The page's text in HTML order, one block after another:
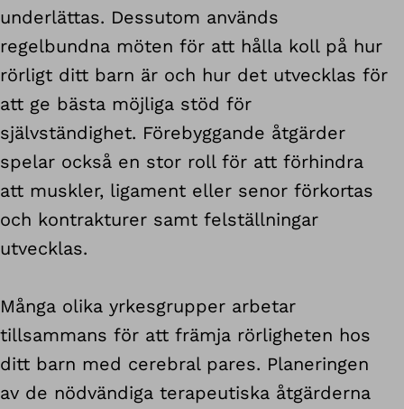
underlättas. Dessutom används
regelbundna möten för att hålla koll på hur
rörligt ditt barn är och hur det utvecklas för
att ge bästa möjliga stöd för
självständighet. Förebyggande åtgärder
spelar också en stor roll för att förhindra
att muskler, ligament eller senor förkortas
och kontrakturer samt felställningar
utvecklas.
Många olika yrkesgrupper arbetar
tillsammans för att främja rörligheten hos
ditt barn med cerebral pares. Planeringen
av de nödvändiga terapeutiska åtgärderna